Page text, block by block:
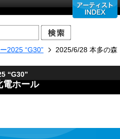
2025 “G30”
2025/6/28 本多の森
“G30”
電ホール